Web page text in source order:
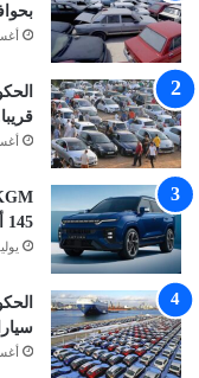
145 ألف جنيه
يوليو 31,